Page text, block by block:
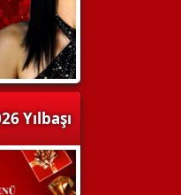
Yılbaşı